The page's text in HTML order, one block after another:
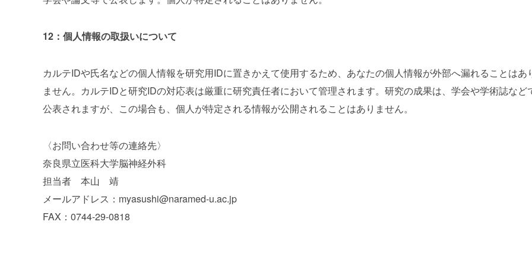
12：個人情報の取扱いについて
カルテIDや氏名などの個人情報を研究用IDに置きかえて使用するため、あなたの個人情報が外部へ漏れることはあ
ません。カルテIDと研究IDの対応表は厳重に研究責任者において管理されます。 研究の成果は、学会や学術誌など
公表されますが、この場合も、個人が特定される情報が公開されることはありません。
〈お問い合わせ等の連絡先〉
奈良県立医科大学脳神経外科
担当者 本山 靖
メールアドレス：myasushi@naramed-u.ac.jp
FAX：0744-29-0818